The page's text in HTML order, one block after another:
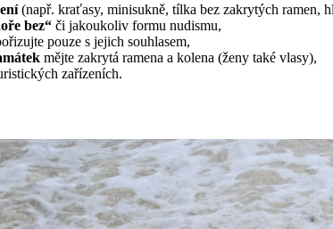
(např. kraťasy, minisukně, tílka bez zakrytých ramen,
bez“ či jakoukoliv formu nudismu,
pouze s jejich souhlasem,
mějte zakrytá ramena a kolena (ženy také vlasy),
zařízeních.